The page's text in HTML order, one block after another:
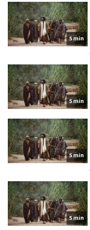
5 min
5 min
5 min
5 min